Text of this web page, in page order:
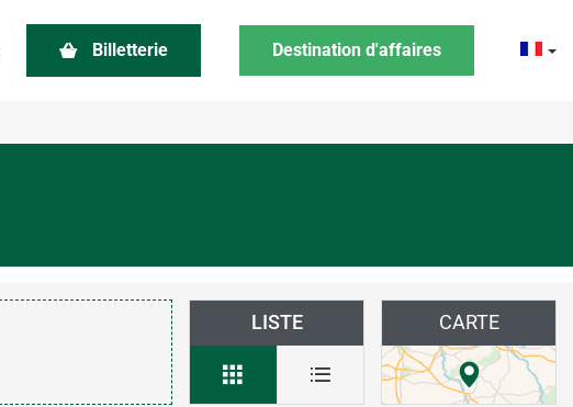
Billetterie Destination d'affaires
LISTE CARTE